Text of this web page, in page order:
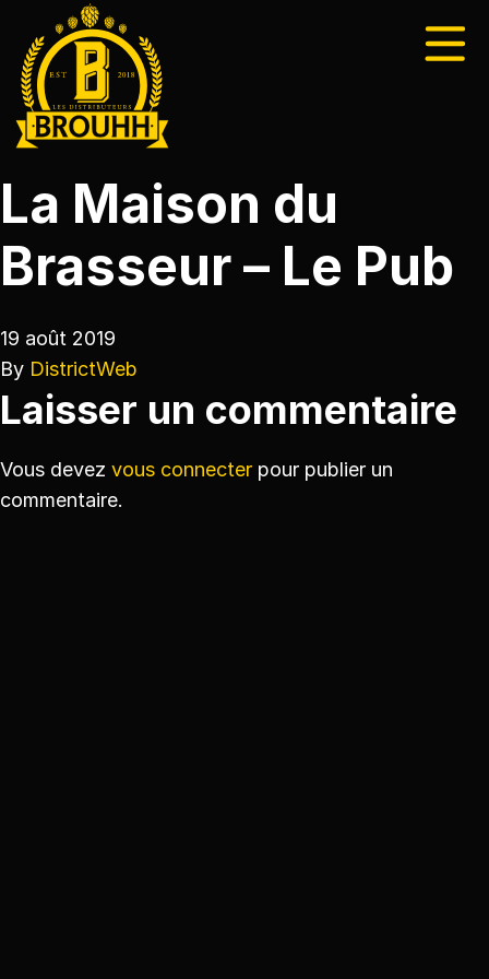
La Maison du
Brasseur – Le Pub
19 août 2019
By DistrictWeb
Laisser un commentaire
Vous devez vous connecter pour publier un
commentaire.